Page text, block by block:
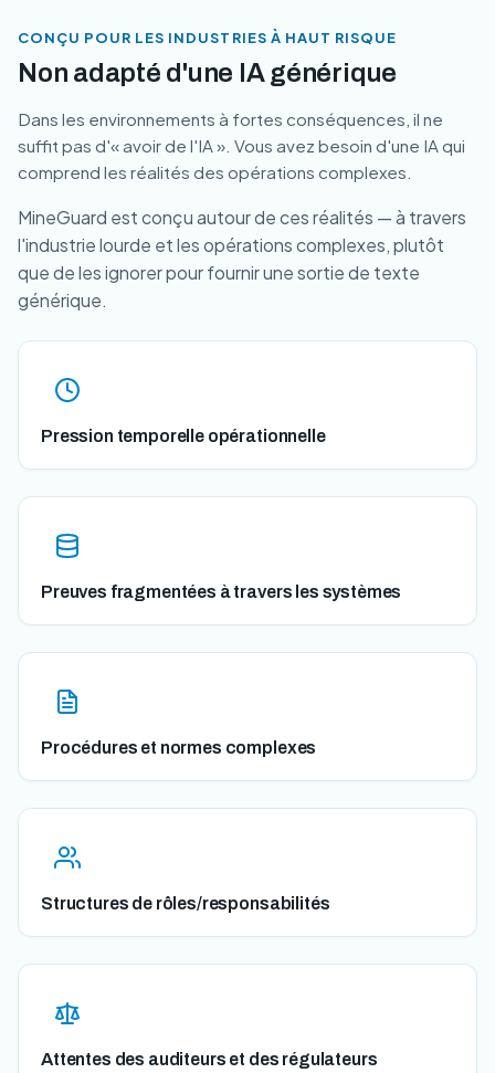
CONÇU POUR LES INDUSTRIES À HAUT RISQUE
Non adapté d'une IA générique
Dans les environnements à fortes conséquences, il ne
suffit pas d'« avoir de l'IA ». Vous avez besoin d'une IA qui
comprend les réalités des opérations complexes.
MineGuard est conçu autour de ces réalités — à travers
l'industrie lourde et les opérations complexes, plutôt
que de les ignorer pour fournir une sortie de texte
générique.
Pression temporelle opérationnelle
Preuves fragmentées à travers les systèmes
Procédures et normes complexes
Structures de rôles/responsabilités
Attentes des auditeurs et des régulateurs